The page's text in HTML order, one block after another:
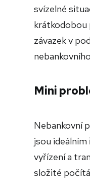
svízelné
krátkodobou
závazek v
Mini
Nebankovní
jsou
vyřízení a
složité